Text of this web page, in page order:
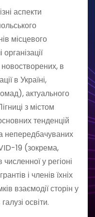
аспекти
місцевого
в
в Україні,
актуального
з містом
тенденцій
непередбачуваних
19 (зокрема,
у регіоні
і членів їхніх
взаємодії сторін у
освіти.